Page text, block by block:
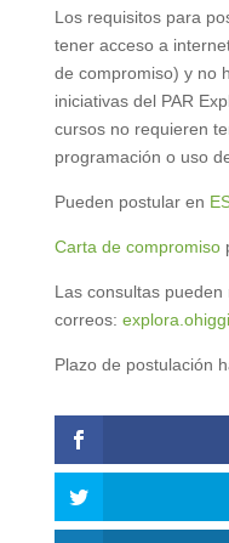
Los requisitos para
tener acceso a
de compromiso) y no
iniciativas del PAR
cursos no requieren
programación o uso
Pueden postular en
Carta de compromiso
Las consultas
correos:
Plazo de postulación